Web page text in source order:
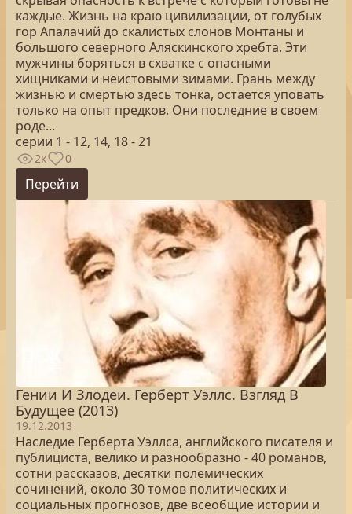
каждые. Жизнь на краю цивилизации, от голубых
гор Апалачий до скалистых слонов Монтаны и
большого северного Аляскинского хребта. Эти
мужчины боряться в схватке с опасными
хищниками и неистовыми зимами. Грань между
жизнью и смертью здесь тонка, остается уповать
только на опыт предков. Они последние в своем
роде...
серии 1 - 12, 14, 18 - 21
2к 0
Перейти
Гении И Злодеи. Герберт Уэллс. Взгляд В
Будущее (2013)
19.12.2013
Наследие Герберта Уэллса, английского писателя и
публициста, велико и разнообразно - 40 романов,
сотни рассказов, десятки полемических
сочинений, около 30 томов политических и
социальных прогнозов, две всеобщие истории и